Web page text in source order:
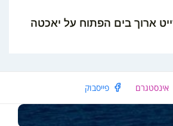
ארוך בים הפתוח על יאכטה
אינסטגרם פייסבוק